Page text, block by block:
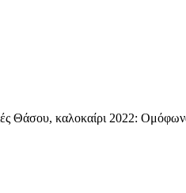
Θάσου, καλοκαίρι 2022: